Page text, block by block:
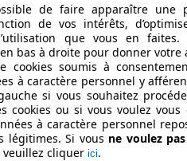
(125 PS)
km/h
de faire apparaître une
de vos intérêts,
que vous en faites.
bas à droite pour donner votre
cookies soumis à
à caractère personnel y
si vous souhaitez
cookies ou si vous voulez vous
à caractère personnel
légitimes. Si vous ne voulez
veuillez cliquer ici.